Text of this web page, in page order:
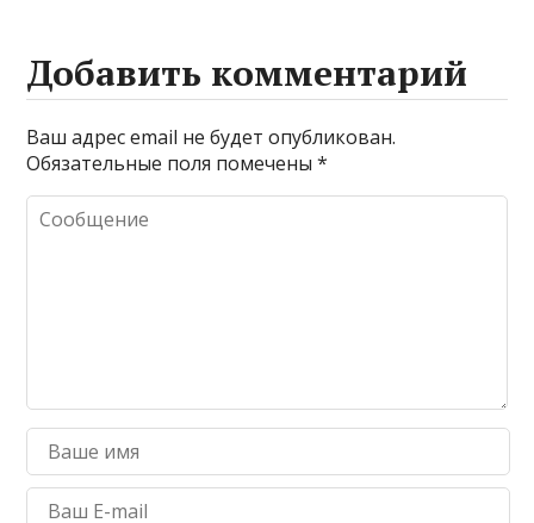
Добавить комментарий
Ваш адрес email не будет опубликован.
Обязательные поля помечены*